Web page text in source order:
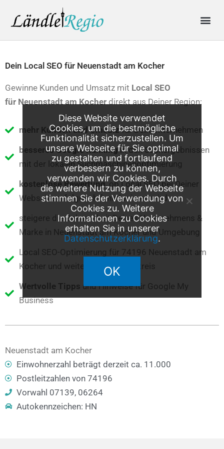
Dein Local SEO für Neuenstadt am Kocher
Gewinne Kunden und Umsatz mit Local SEO
für Neuenstadt am Kocher direkt aus Deiner Region:
mehr Kunden und Umsatzfür Dein Unternehmen
besseres Google Rankingin den Suchergebnissen
mit der lokalen Suchmaschinenoptimierung
kostenlose Bewertung, ob Local SEO bei Deiner
Webseite erfolgreich funktionieren wird
steigere die Bekanntheit Deines Unternehmens &
Marke in Neuenstadt am Kocher und Umgebung
Local SEO-Optimierung für 74196 Neuenstadt am
Kocher und weitere Orte im Umkreis
Wertvolle Tipps und Hinweise für Google My
Business
Neuenstadt am Kocher
Einwohnerzahl beträgt derzeit ca. 11.000
Postleitzahlen von 74196
Vorwahl 07139, 06264
Autokennzeichen: HN
Diese Website verwendet
Cookies, um die bestmögliche
Funktionalität sicherzustellen. Um
unsere Webseite für Sie optimal
zu gestalten und fortlaufend
verbessern zu können,
verwenden wir Cookies. Durch
die weitere Nutzung der Webseite
stimmen Sie der Verwendung von
Cookies zu. Weitere
Informationen zu Cookies
erhalten Sie in unserer
Datenschutzerklärung.
OK